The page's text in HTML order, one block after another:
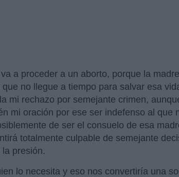
a proceder a un aborto, porque la
no llegue a tiempo para salvar esa
mi rechazo por semejante crimen,
mi oración por ese ser indefenso al que
de ser el consuelo de esa
totalmente culpable de semejante
presión.
lo necesita y eso nos convertiría una